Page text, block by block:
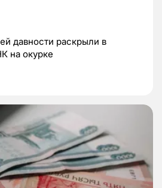
давности раскрыли в
на окурке